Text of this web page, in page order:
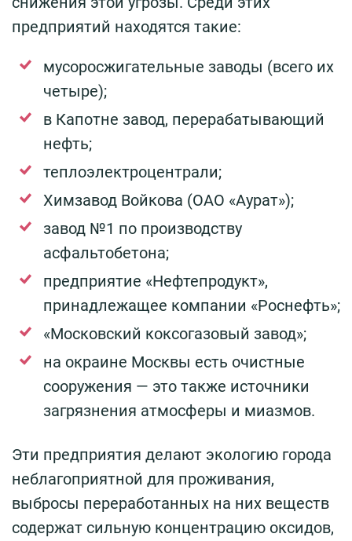
предприятий находятся такие:
мусоросжигательные заводы (всего их
четыре);
в Капотне завод, перерабатывающий
нефть;
теплоэлектроцентрали;
Химзавод Войкова (ОАО «Аурат»);
завод №1 по производству
асфальтобетона;
предприятие «Нефтепродукт»,
принадлежащее компании «Роснефть»;
«Московский коксогазовый завод»;
на окраине Москвы есть очистные
сооружения — это также источники
загрязнения атмосферы и миазмов.
Эти предприятия делают экологию города
неблагоприятной для проживания,
выбросы переработанных на них веществ
содержат сильную концентрацию оксидов,